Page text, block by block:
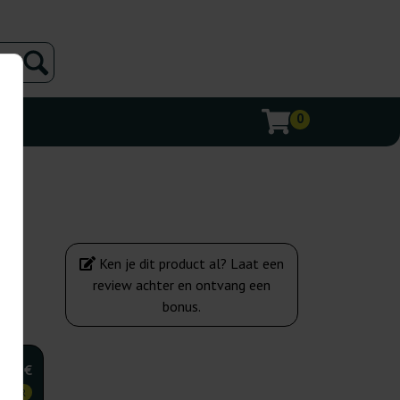
0
€
Ken je dit product al? Laat een
review achter en ontvang een
bonus.